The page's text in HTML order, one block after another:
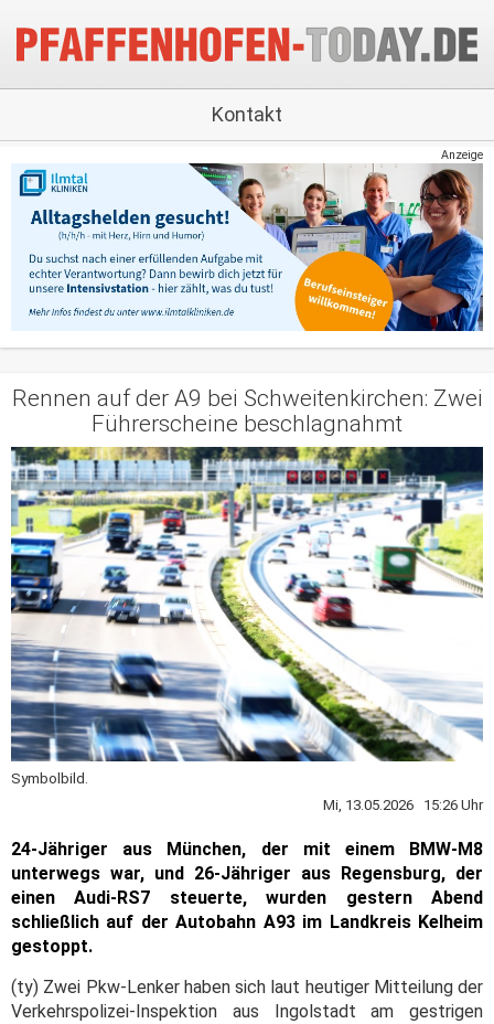
Kontakt
Anzeige
Rennen auf der A9 bei Schweitenkirchen: Zwei
Führerscheine beschlagnahmt
Symbolbild.
Mi, 13.05.2026 15:26 Uhr
24-Jähriger aus München, der mit einem BMW-M8
unterwegs war, und 26-Jähriger aus Regensburg, der
einen Audi-RS7 steuerte, wurden gestern Abend
schließlich auf der Autobahn A93 im Landkreis Kelheim
gestoppt.
(ty) Zwei Pkw-Lenker haben sich laut heutiger Mitteilung der
Verkehrspolizei-Inspektion aus Ingolstadt am gestrigen